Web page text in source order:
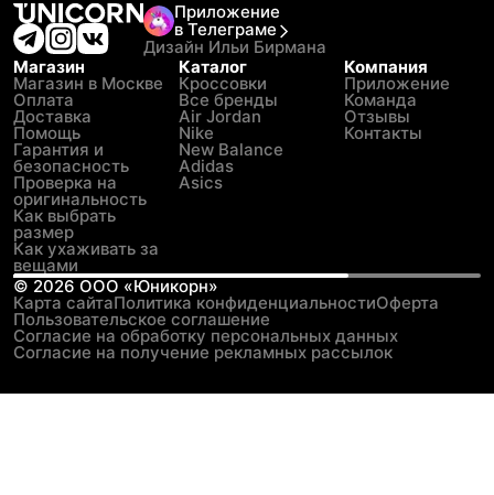
Приложение
в Телеграме
Дизайн Ильи Бирмана
Магазин
Магазин в Москве
Оплата
Доставка
Помощь
Гарантия и
безопасность
Проверка на
оригинальность
Как выбрать
размер
Как ухаживать за
вещами
Каталог
Кроссовки
Все бренды
Air Jordan
Nike
New Balance
Adidas
Asics
Компания
Приложение
Команда
Отзывы
Контакты
© 2026 ООО «Юникорн»
Карта сайтаПолитика конфиденциальностиОферта
Пользовательское соглашение
Согласие на обработку персональных данных
Согласие на получение рекламных рассылок